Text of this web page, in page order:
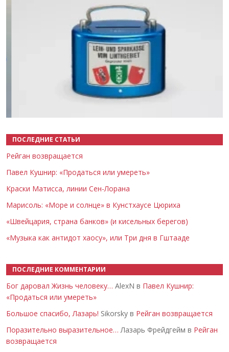
ПОСЛЕДНИЕ СТАТЬИ
Рейган возвращается
Павел Кушнир: «Продаться или умереть»
Краски Матисса, линии Сен-Лорана
Марисоль: «Море и солнце» в Кунстхаусе Цюриха
«Швейцария, страна банков» (и кисельных берегов)
«Музыка как антидот хаосу», или Три дня в Гштааде
ПОСЛЕДНИЕ КОММЕНТАРИИ
Бог даровал Жизнь человеку… AlexN в Павел Кушнир:
«Продаться или умереть»
Большое спасибо, Лазарь! Sikorsky в Рейган возвращается
Поразительно выразительное… Лазарь Фрейдгейм в Рейган
возвращается